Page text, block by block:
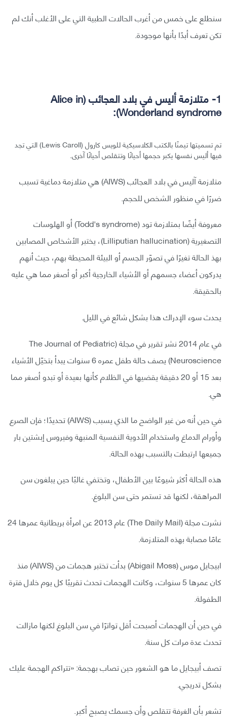
سنطلع على خمس من أغرب الحالات الطبية التي على الأغلب أنك لم
تكن تعرف أبدًا بأنها موجودة.
1- متلازمة أليس في بلاد العجائب (Alice in
Wonderland syndrome):
تم تسميتها تيمنًا بالكتب الكلاسيكية للويس كارول (Lewis Caroll) التي تجد
فيها أليس نفسها يكبر حجمها أحيانًا وتتقلص أحيانًا آخرى.
متلازمة آليس في بلاد العجائب (AIWS) هي متلازمة دماغية تسبب
ضررًا في منظور الشخص للحجم.
معروفة أيضًا بمتلازمة تود (Todd's syndrome) أو الهلوسات
التصغيرية (Lilliputian hallucination)، يختبر الأشخاص المصابين
بهذ الحالة تغيرًا في تصوّر الجسم أو البيئة المحيطة بهم، حيث أنهم
يدركون أعضاء جسمهم أو الأشياء الخارجية أكبر أو أصغر مما هي عليه
بالحقيقة.
يحدث سوء الإدراك هذا بشكل شائع في الليل.
في عام 2014 نشر تقرير في مجلة (The Journal of Pediatric
Neuroscience) يصف حالة طفل عمره 6 سنوات يبدأ بتخيّل الأشياء
بعد 15 أو 20 دقيقة يقضيها في الظلام كأنها بعيدة أو تبدو أصغر مما
هي.
في حين أنه من غير الواضح ما الذي يسبب (AIWS) تحديدًا؛ فإن الصرع
وأورام الدماغ واستخدام الأدوية النفسية المنبهة وفيروس إبشتين بار
جميعها ارتبطت بالتسبب بهذه الحالة.
هذه الحالة أكثر شيوعًا بين الأطفال، وتختفي غالبًا حين يبلغون سن
المراهقة، لكنها قد تستمر حتى سن البلوغ.
نشرت مجلة (The Daily Mail) عام 2013 عن امرأة بريطانية عمرها 24
عامًا مصابة بهذه المتلازمة.
ابيجايل موس (Abigail Moss) بدأت تختبر هجمات من (AIWS) منذ
كان عمرها 5 سنوات، وكانت الهجمات تحدث تقريبًا كل يوم خلال فترة
الطفولة.
في حين أن الهجمات أصبحت أقل تواترًا في سن البلوغ لكنها مازالت
تحدث عدة مرات كل سنة.
تصف أبيجايل ما هو الشعور حين تصاب بهجمة: «تتراكم الهجمة عليك
بشكل تدريجي.
تشعر بأن الغرفة تتقلص وأن جسمك يصبج أكبر.